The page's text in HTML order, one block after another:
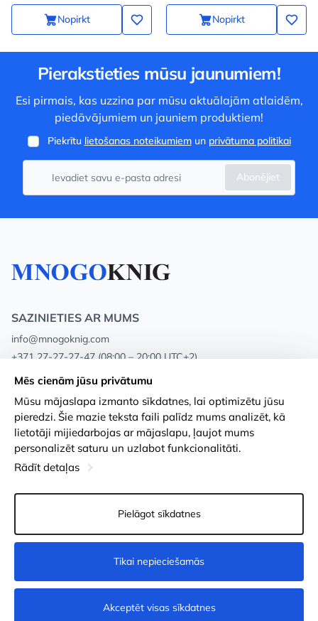
Pēc pieprasījuma
Nopirkt Nopirkt
Pierakstieties mūsu jaunumiem!
Esi pirmais, kas uzzina par mūsu aktuālajām atlaidēm,
piedāvājumiem un jauniem produktiem!
Piekrītu lietošanas noteikumiemun privātuma politikai
Abonējiet
SAZINIETIES AR MUMS
info@mnogoknig.com
+371 27-27-27-47 (08:00 – 20:00 UTC+2)
Rīga, Augusta Deglava 69d, LV-1082
Par mums
Veikali
Apmaksa un piegāde
Loayalitātes kartes
Vairumtirdzniecības pircējiem
Privātuma politika
Noteikumi un nosacījumi
Preču atgriešanās
Sīkdatņu iestatījumi
© 2011-2026MNOGOKNIG. All Rights Reserved.
Mēs cienām jūsu privātumu
Mūsu mājaslapa izmanto sīkdatnes, lai optimizētu jūsu
pieredzi. Šie mazie teksta faili palīdz mums analizēt, kā
lietotāji mijiedarbojas ar mājaslapu, ļaujot mums
personalizēt saturu un uzlabot funkcionalitāti.
Rādīt detaļas
Pielāgot sīkdatnes
Tikai nepieciešamās
Akceptēt visas sīkdatnes